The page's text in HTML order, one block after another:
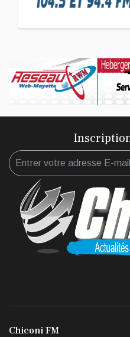
Langue KIBOSI
Chiconi FM